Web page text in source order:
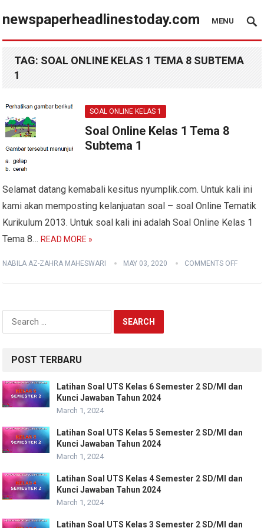
newspaperheadlinestoday.com MENU
TAG: SOAL ONLINE KELAS 1 TEMA 8 SUBTEMA
1
SOAL ONLINE KELAS 1
Soal Online Kelas 1 Tema 8
Subtema 1
Selamat datang kemabali kesitus nyumplik.com. Untuk kali ini
kami akan memposting kelanjuatan soal – soal Online Tematik
Kurikulum 2013. Untuk soal kali ini adalah Soal Online Kelas 1
Tema 8…READ MORE »
NABILA AZ-ZAHRA MAHESWARI MAY 03, 2020 COMMENTS OFF
Search
POST TERBARU
Latihan Soal UTS Kelas 6 Semester 2 SD/MI dan
Kunci Jawaban Tahun 2024
March 1, 2024
Latihan Soal UTS Kelas 5 Semester 2 SD/MI dan
Kunci Jawaban Tahun 2024
March 1, 2024
Latihan Soal UTS Kelas 4 Semester 2 SD/MI dan
Kunci Jawaban Tahun 2024
March 1, 2024
Latihan Soal UTS Kelas 3 Semester 2 SD/MI dan